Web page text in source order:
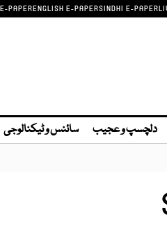
PAPERENGLISH E-PAPERSINDHI E-PAPER
دلچسپ و عجیب سائنس و ٹیکنالوجی